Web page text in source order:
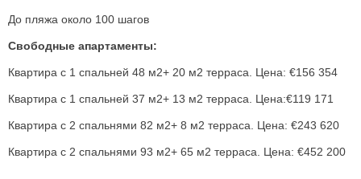
До пляжа около 100 шагов
Свободные апартаменты:
Квартира с 1 спальней 48 м2+ 20 м2 терраса. Цена: €156 354
Квартира с 1 спальней 37 м2+ 13 м2 терраса. Цена:€119 171
Квартира с 2 спальнями 82 м2+ 8 м2 терраса. Цена: €243 620
Квартира с 2 спальнями 93 м2+ 65 м2 терраса. Цена: €452 200